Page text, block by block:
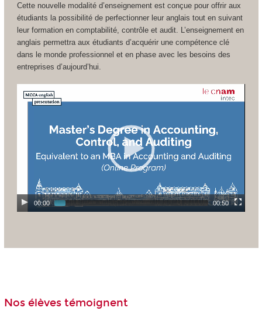
Cette nouvelle modalité d’enseignement est conçue pour offrir aux
étudiants la possibilité de perfectionner leur anglais tout en suivant
leur formation en comptabilité, contrôle et audit. L’enseignement en
anglais permettra aux étudiants d’acquérir une compétence clé
dans le monde professionnel et en phase avec les besoins des
entreprises d’aujourd’hui.
00:00 00:50
Nos élèves témoignent